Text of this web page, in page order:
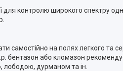
для контролю широкого спектру
самостійно на полях легкого та
бентазон або кломазон
лободою, дурманом та ін.